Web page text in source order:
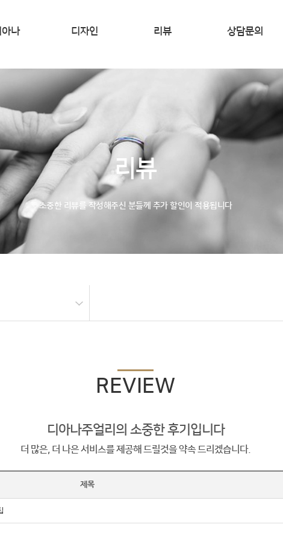
아나 디자인
헬레니즘
선셋
리뷰 상담문의
리뷰
소중한 리뷰를 작성해주신 분들께 추가 할인이 적용됩니다
REVIEW
디아나주얼리의 소중한 후기입니다
더 많은, 더 나은 서비스를 제공해 드릴것을 약속 드리겠습니다.
제목